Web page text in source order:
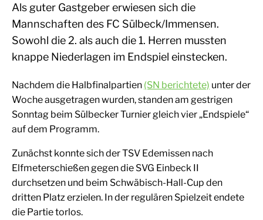
Als guter Gastgeber erwiesen sich die
Mannschaften des FC Sülbeck/Immensen.
Sowohl die 2. als auch die 1. Herren mussten
knappe Niederlagen im Endspiel einstecken.
Nachdem die Halbfinalpartien (SN berichtete) unter der
Woche ausgetragen wurden, standen am gestrigen
Sonntag beim Sülbecker Turnier gleich vier „Endspiele“
auf dem Programm.
Zunächst konnte sich der TSV Edemissen nach
Elfmeterschießen gegen die SVG Einbeck II
durchsetzen und beim Schwäbisch-Hall-Cup den
dritten Platz erzielen. In der regulären Spielzeit endete
die Partie torlos.